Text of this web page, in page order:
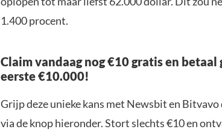
1.400 procent.
Claim vandaag nog €10 gratis en
eerste €10.000!
Grijp deze unieke kans met Newsbit en Bitvavo
via de knop hieronder. Stort slechts €10 en